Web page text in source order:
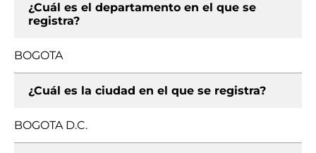
¿Cuál es el departamento en el que se
registra?
BOGOTA
¿Cuál es la ciudad en el que se registra?
BOGOTA D.C.